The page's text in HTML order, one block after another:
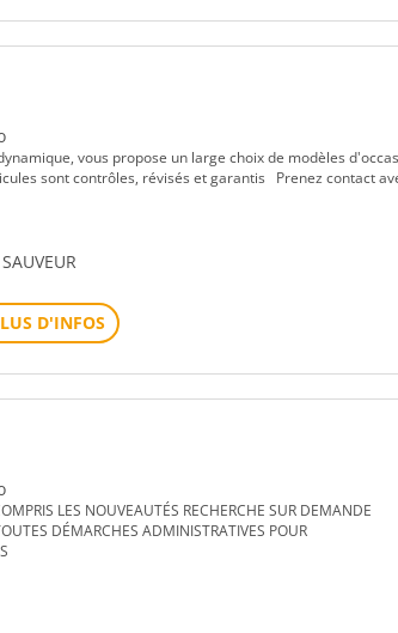
vous propose un large choix de modèles
sont contrôles, révisés et garantis Prenez contact
D'INFOS
LES NOUVEAUTÉS RECHERCHE SUR DEMANDE
DÉMARCHES ADMINISTRATIVES POUR